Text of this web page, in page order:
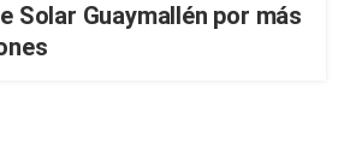
Solar Guaymallén por más